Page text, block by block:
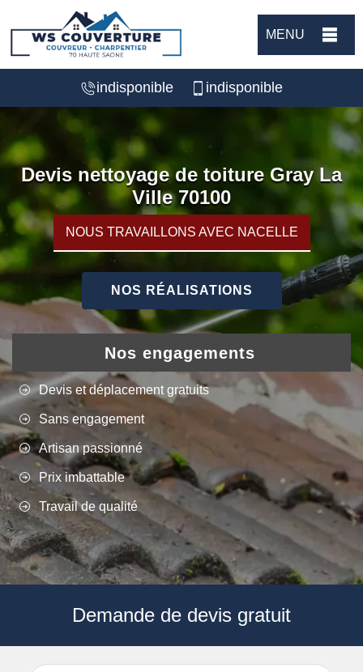
MENU
indisponible indisponible
Devis nettoyage de toiture Gray La
Ville 70100
NOUS TRAVAILLONS AVEC NACELLE
NOS RÉALISATIONS
Nos engagements
Devis et déplacement gratuits
Sans engagement
Artisan passionné
Prix imbattable
Travail de qualité
Demande de devis gratuit